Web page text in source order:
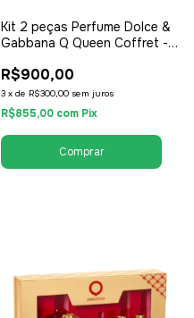
Kit 2 peças Perfume Dolce &
Gabbana Q Queen Coffret -
Kit - EDP Eau de Parfum -
Feminino
R$900,00
3 x de R$300,00 sem juros
R$855,00 com Pix